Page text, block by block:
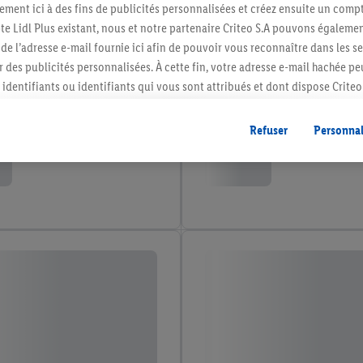
ici à des fins de publicités personnalisées et créez ensuite un
Lidl Plus existant, nous et notre partenaire Criteo S.A pouvons
l’adresse e-mail fournie ici afin de pouvoir vous reconnaître dans les
publicités personnalisées. À cette fin, votre adresse e-mail hachée
identifiants ou identifiants qui vous sont attribués et dont dispose Criteo
(par exemple en plaçant le produit dans un panier d’un webshop
être affichées sur plusieurs apppareils et plusieurs services de Lidl si
peuvent vous être attribués en utilisant votre adresse e-mail hachée et,
Refuser